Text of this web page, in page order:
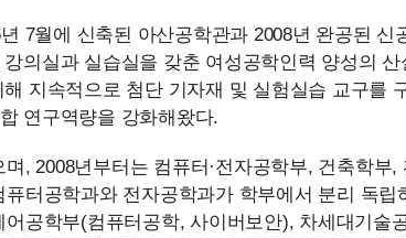
년 7월에 신축된 아산공학관과 2008년 완공된
강의실과 실습실을 갖춘 여성공학인력 양성의
해 지속적으로 첨단 기자재 및 실험실습 교구를
연구역량을 강화해왔다.
, 2008년부터는 컴퓨터·전자공학부, 건축학
터공학과와 전자공학과가 학부에서 분리 독
공학부(컴퓨터공학, 사이버보안), 차세대기